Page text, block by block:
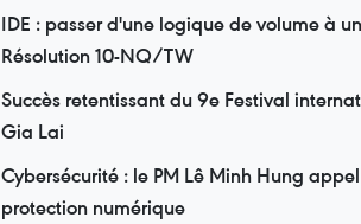
IDE : passer d'une logique de volume à
Résolution 10-NQ/TW
Succès retentissant du 9e Festival
Gia Lai
Cybersécurité : le PM Lê Minh Hung
protection numérique